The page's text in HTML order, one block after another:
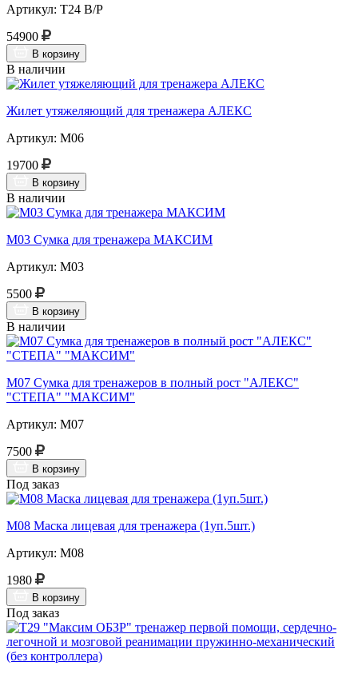
Артикул: Т24 В/Р
54900
В корзину
В наличии
Жилет утяжеляющий для тренажера АЛЕКС
Артикул: М06
19700
В корзину
В наличии
М03 Сумка для тренажера МАКСИМ
Артикул: М03
5500
В корзину
В наличии
М07 Сумка для тренажеров в полный рост "АЛЕКС"
"СТЕПА" "МАКСИМ"
Артикул: М07
7500
В корзину
Под заказ
М08 Маска лицевая для тренажера (1уп.5шт.)
Артикул: М08
1980
В корзину
Под заказ